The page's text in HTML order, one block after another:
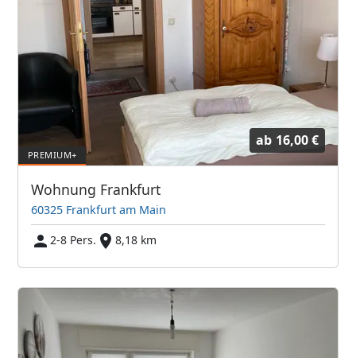
ab 16,00 €
Wohnung Frankfurt
60325 Frankfurt am Main
2-8 Pers.
8,18 km